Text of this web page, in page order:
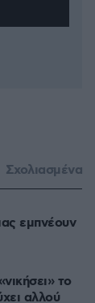
Σχολιασμένα
εμπνέουν
το
αλλού